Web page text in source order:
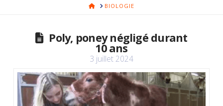
HOMEBIOLOGIE
Poly, poney négligé durant
10 ans
3 juillet 2024